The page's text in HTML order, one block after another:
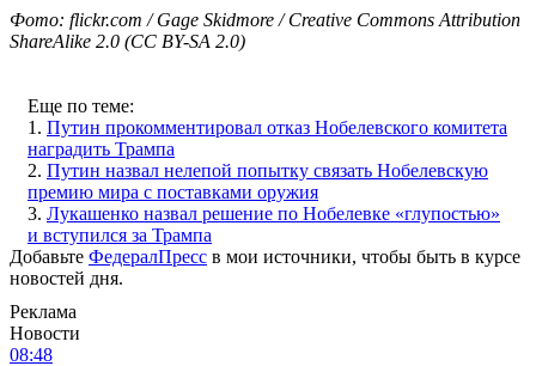
Фото: flickr.com / Gage Skidmore / Creative Commons Attribution
ShareAlike 2.0 (CC BY-SA 2.0)
Еще по теме:
1. Путин прокомментировал отказ Нобелевского комитета
наградить Трампа
2. Путин назвал нелепой попытку связать Нобелевскую
премию мира с поставками оружия
3. Лукашенко назвал решение по Нобелевке «глупостью»
и вступился за Трампа
Добавьте ФедералПресс в мои источники, чтобы быть в курсе
новостей дня.
Реклама
Новости
08:48